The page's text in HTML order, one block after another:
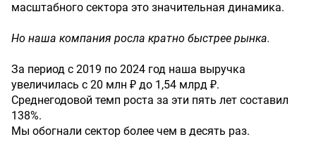
масштабного сектора это значительная динамика.
Но наша компания росла кратно быстрее рынка.
За период с 2019 по 2024 год наша выручка
увеличилась с 20 млн ₽ до 1,54 млрд ₽.
Среднегодовой темп роста за эти пять лет составил
138%.
Мы обогнали сектор более чем в десять раз.